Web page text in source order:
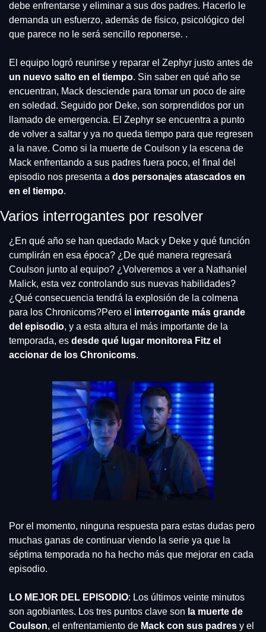
debe enfrentarse y eliminar a sus dos padres. Hacerlo le
demanda un esfuerzo, además de físico, psicológico del
que parece no le será sencillo reponerse. .
un nuevo salto en el tiempo. Sin saber en qué año se
encuentran, Mack desciende para tomar un poco de aire
en soledad. Seguido por Deke, son sorprendidos por un
llamado de emergencia. El Zephyr se encuentra a punto
de volver a saltar y ya no queda tiempo para que regresen
a la nave. Como si la muerte de Coulson y la escena de
Mack enfrentando a sus padres fuera poco, el final del
episodio nos presenta a dos personajes atascados en
en el tiempo.
Varios interrogantes por resolver
¿En qué año se han quedado Mack y Deke y qué función
cumplirán en esa época? ¿De qué manera regresará
Coulson junto al equipo? ¿Volveremos a ver a Nathaniel
Malick, esta vez controlando sus nuevas habilidades?
¿Qué consecuencia tendrá la explosión de la colmena
para los Chronicoms?Pero el interrogante más grande
del episodio, y a esta altura el más importante de la
temporada, es desde qué lugar monitorea Fitz el
accionar de los Chronicoms.
Por el momento, ninguna respuesta para estas dudas pero
muchas ganas de continuar viendo la serie ya que la
séptima temporada no ha hecho más que mejorar en cada
episodio.
LO MEJOR DEL EPISODIO: Los últimos veinte minutos
son agobiantes. Los tres puntos clave son la muerte de
Coulson, el enfrentamiento de Mack con sus padres y el